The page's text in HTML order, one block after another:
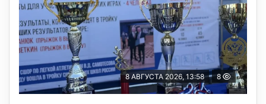
8 АВГУСТА 2026, 13:58 8